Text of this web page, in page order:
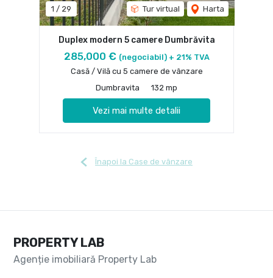
1 / 29 Tur virtual Harta
Duplex modern 5 camere Dumbrăvita
285,000 € (negociabil) + 21% TVA
Casă / Vilă cu 5 camere de vânzare
Dumbravita
132 mp
Vezi mai multe detalii
Înapoi la Case de vânzare
PROPERTY LAB